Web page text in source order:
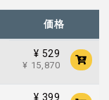
価格
¥ 529
¥ 15,870
¥ 399